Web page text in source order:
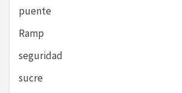
puente
Ramp
seguridad
sucre